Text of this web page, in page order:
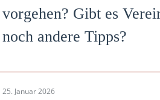
vorgehen? Gibt es
noch andere Tipps?
25. Januar 2026